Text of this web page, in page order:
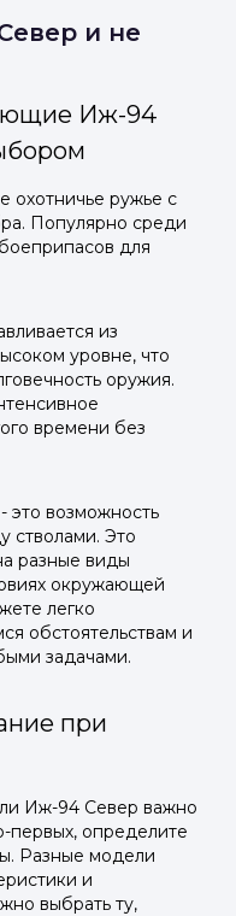
на сайте
форму
на сайте
форму
и не
Иж-94
охотничье ружье с
Популярно среди
для
из
уровне, что
оружия.
времени без
это возможность
стволами. Это
разные виды
окружающей
легко
обстоятельствам и
задачами.
при
Иж-94 Север важно
первых, определите
Разные модели
и
выбрать ту,